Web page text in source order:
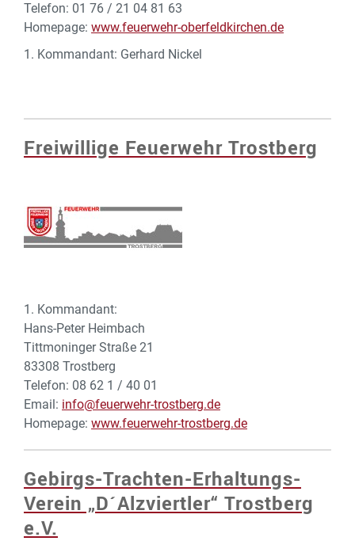
Telefon: 01 76 / 21 04 81 63
Homepage: www.feuerwehr-oberfeldkirchen.de
1. Kommandant: Gerhard Nickel
Freiwillige Feuerwehr Trostberg
1. Kommandant:
Hans-Peter Heimbach
Tittmoninger Straße 21
83308 Trostberg
Telefon: 08 62 1 / 40 01
Email: info@feuerwehr-trostberg.de
Homepage: www.feuerwehr-trostberg.de
Gebirgs-Trachten-Erhaltungs-
Verein „D´Alzviertler“ Trostberg
e.V.